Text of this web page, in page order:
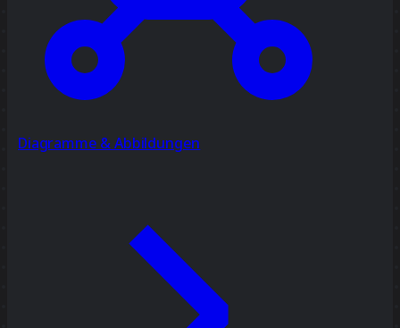
Diagramme & Abbildungen